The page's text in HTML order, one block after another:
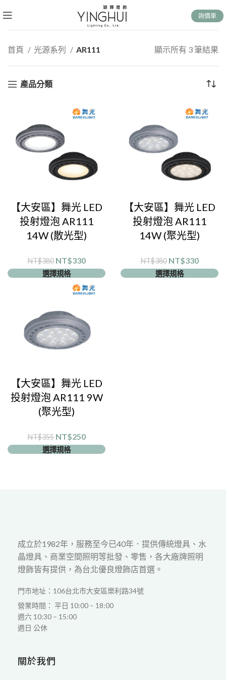
詢價車
首頁 光源系列 AR111 顯示所有 3 筆結果
產品分類
【大安區】舞光 LED
投射燈泡 AR111
14W (散光型)
NT$380 NT$330
選擇規格
【大安區】舞光 LED
投射燈泡 AR111
14W (聚光型)
NT$380 NT$330
選擇規格
【大安區】舞光 LED
投射燈泡 AR111 9W
(聚光型)
NT$355 NT$250
選擇規格
成立於1982年，服務至今已40年．提供傳統燈具、水
晶燈具、商業空間照明等批發、零售，各大廠牌照明
燈飾皆有提供，為台北優良燈飾店首選。
門市地址：106台北市大安區樂利路34號
營業時間： 平日 10:00 – 18:00
週六 10:30 – 15:00
週日 公休
關於我們